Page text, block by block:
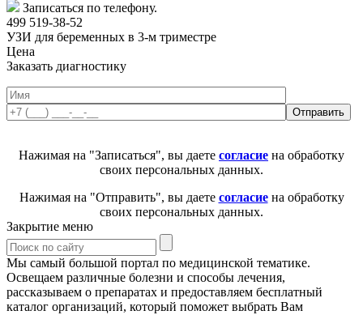
Записаться по телефону.
499 519-38-52
УЗИ для беременных в 3-м триместре
Цена
Заказать диагностику
Нажимая на "Записаться", вы даете согласие на обработку
своих персональных данных.
Нажимая на "Отправить", вы даете согласиена обработку
своих персональных данных.
Закрытие меню
Мы самый большой портал по медицинской тематике.
Освещаем различные болезни и способы лечения,
рассказываем о препаратах и предоставляем бесплатный
каталог организаций, который поможет выбрать Вам